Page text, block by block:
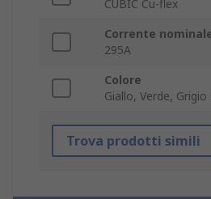
CUBIC Cu-flex
Corrente
295A
Colore
Giallo, Verde, Grigio
Trova prodotti simili